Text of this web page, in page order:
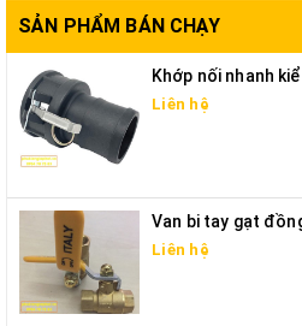
SẢN PHẨM BÁN CHẠY
Khớp nối nhanh
Liên hệ
Van bi tay gạt
Liên hệ